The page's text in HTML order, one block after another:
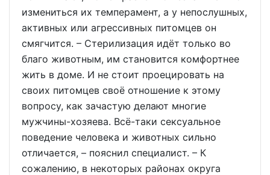
измениться их темперамент, а у непослушных,
активных или агрессивных питомцев он
смягчится. – Стерилизация идёт только во
благо животным, им становится комфортнее
жить в доме. И не стоит проецировать на
своих питомцев своё отношение к этому
вопросу, как зачастую делают многие
мужчины-хозяева. Всё-таки сексуальное
поведение человека и животных сильно
отличается, – пояснил специалист. – К
сожалению, в некоторых районах округа